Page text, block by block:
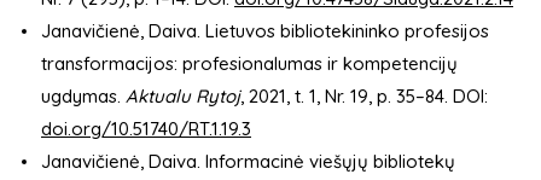
Janavičienė, Daiva. Lietuvos bibliotekininko profesijos
transformacijos: profesionalumas ir kompetencijų
ugdymas. Aktualu Rytoj, 2021, t. 1, Nr. 19, p. 35–84. DOI:
doi.org/10.51740/RT.1.19.3
Janavičienė, Daiva. Informacinė viešųjų bibliotekų